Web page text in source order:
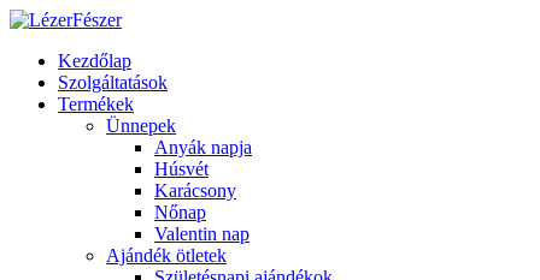
Kezdőlap
Szolgáltatások
Termékek
Ünnepek
Anyák napja
Húsvét
Karácsony
Nőnap
Valentin nap
Ajándék ötletek